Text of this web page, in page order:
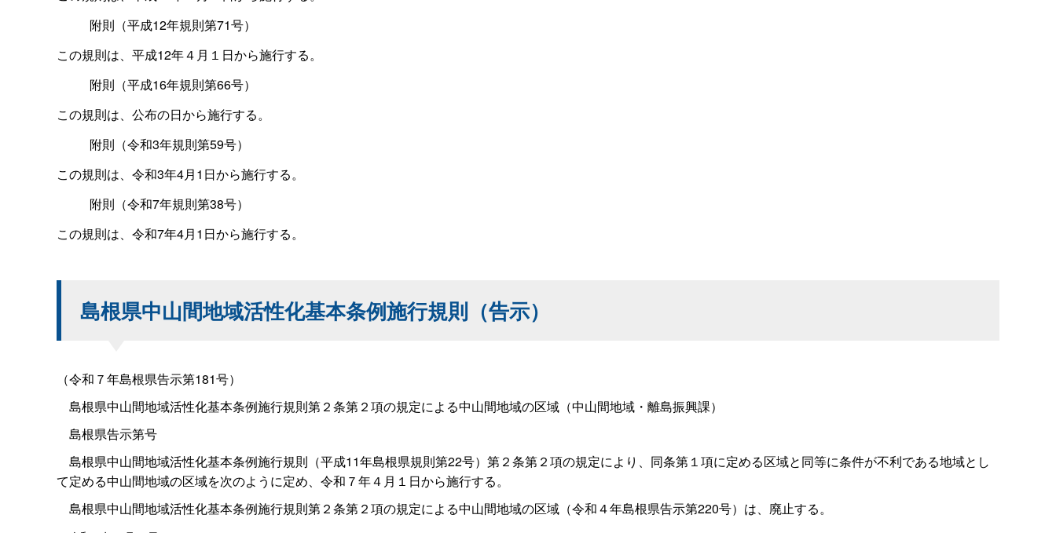
附則（平成12年規則第71号）
この規則は、平成12年４月１日から施行する。
附則（平成16年規則第66号）
この規則は、公布の日から施行する。
附則（令和3年規則第59号）
この規則は、令和3年4月1 日から施行する。
附則（令和7年規則第38号）
この規則は、令和7年4月1 日から施行する。
島根県中山間地域活性化基本条例施行規則（告示）
（令和７年島根県告示第181号）
島根県中山間地域活性化基本条例施行規則第２条第２項の規定による中山間地域の区域（中山間地域・離島振興課）
島根県告示第号
島根県中山間地域活性化基本条例施行規則（平成11年島根県規則第22号）第２条第２項の規定により、同条第１項に定める区域と同等に条件が不利である地域とし
て定める中山間地域の区域を次のように定め、令和７年４月１日から施行する。
島根県中山間地域活性化基本条例施行規則第２条第２項の規定による中山間地域の区域（令和４年島根県告示第220号）は、廃止する。